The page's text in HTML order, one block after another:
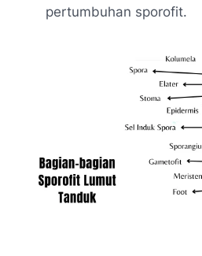
pertumbuhan sporofit.